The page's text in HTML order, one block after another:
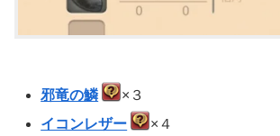
邪竜の鱗
×３
イコンレザー
×４